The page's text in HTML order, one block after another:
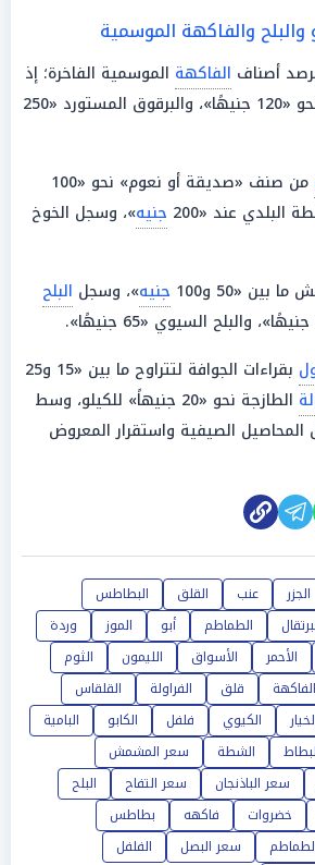
والبلح والفاكهة الموسمية
أصناف الفاكهة الموسمية الفاخرة؛ إذ
سجل البرقوق البلدي نحو «120 جنيهًا»، والبرقوق المستورد «250
من صنف «صديقة أو نعوم» نحو «100
البلدي عند «200 جنيه»، وسجل الخوخ
بين «50 و100 جنيه»، وسجل البلح
بقراءات الجوافة لتتراوح ما بين «15 و25
الطازجة نحو «20 جنيهاً» للكيلو، وسط
المحاصيل الصيفية واستقرار المعروض
الجزر عنب القلق
البطاطس
الطماطم أبو الموز
وردة
الأحمر الأسواق الليمون
الثوم
الفاكهة قلق الفراولة
القلقاس
الكيوي فلفل الكابو
البامية
الشطة
سعر المشمش
سعر الباذنجان سعر التفاح
البلح
خضروات فاكهه
بطاطس
سعر البصل
الفلفل